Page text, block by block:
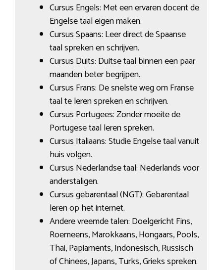
Cursus Engels: Met een ervaren docent de
Engelse taal eigen maken.
Cursus Spaans: Leer direct de Spaanse
taal spreken en schrijven.
Cursus Duits: Duitse taal binnen een paar
maanden beter begrijpen.
Cursus Frans: De snelste weg om Franse
taal te leren spreken en schrijven.
Cursus Portugees: Zonder moeite de
Portugese taal leren spreken.
Cursus Italiaans: Studie Engelse taal vanuit
huis volgen.
Cursus Nederlandse taal: Nederlands voor
anderstaligen.
Cursus gebarentaal (NGT): Gebarentaal
leren op het internet.
Andere vreemde talen: Doelgericht Fins,
Roemeens, Marokkaans, Hongaars, Pools,
Thai, Papiaments, Indonesisch, Russisch
of Chinees, Japans, Turks, Grieks spreken.